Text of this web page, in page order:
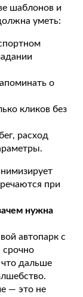
шаблонов и
уметь:
о
кликов без
расход
при
нужна
автопарк с
что дальше
— это не